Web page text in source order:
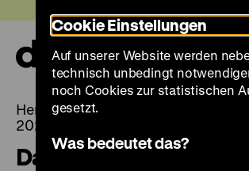
zum
Seiteninhalt
springen
Herlinde Koelbl. Angela Merkel
2021
Daten und Fakten
Cookie Einstellungen
Auf unserer Website werden
technisch unbedingt
noch Cookies zur statistischen
gesetzt.
Was bedeutet das?